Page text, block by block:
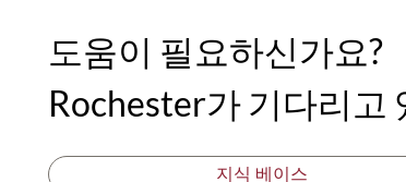
도움이 필요하신가요?
Rochester가 기다리고
지식 베이스